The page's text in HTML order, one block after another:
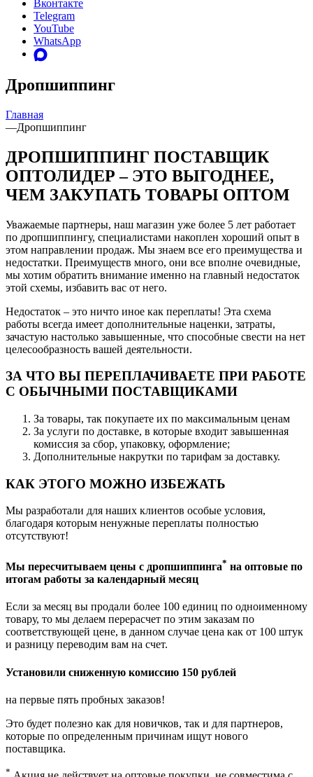
Вконтакте
Telegram
YouTube
WhatsApp
Дропшиппинг
Главная
—Дропшиппинг
ДРОПШИППИНГ ПОСТАВЩИК
ОПТОЛИДЕР – ЭТО ВЫГОДНЕЕ,
ЧЕМ ЗАКУПАТЬ ТОВАРЫ ОПТОМ
Уважаемые партнеры, наш магазин уже более 5 лет работает
по дропшиппингу, специалистами накоплен хороший опыт в
этом направлении продаж. Мы знаем все его преимущества и
недостатки. Преимуществ много, они все вполне очевидные,
мы хотим обратить внимание именно на главный недостаток
этой схемы, избавить вас от него.
Недостаток – это ничто иное как переплаты! Эта схема
работы всегда имеет дополнительные наценки, затраты,
зачастую настолько завышенные, что способные свести на нет
целесообразность вашей деятельности.
ЗА ЧТО ВЫ ПЕРЕПЛАЧИВАЕТЕ ПРИ РАБОТЕ
С ОБЫЧНЫМИ ПОСТАВЩИКАМИ
За товары, так покупаете их по максимальным ценам
За услуги по доставке, в которые входит завышенная
комиссия за сбор, упаковку, оформление;
Дополнительные накрутки по тарифам за доставку.
КАК ЭТОГО МОЖНО ИЗБЕЖАТЬ
Мы разработали для наших клиентов особые условия,
благодаря которым ненужные переплаты полностью
отсутствуют!
Мы пересчитываем цены с дропшиппинга* на оптовые по
итогам работы за календарный месяц
Если за месяц вы продали более 100 единиц по одноименному
товару, то мы делаем перерасчет по этим заказам по
соответствующей цене, в данном случае цена как от 100 штук
и разницу переводим вам на счет.
Установили сниженную комиссию 150 рублей
на первые пять пробных заказов!
Это будет полезно как для новичков, так и для партнеров,
которые по определенным причинам ищут нового
поставщика.
*